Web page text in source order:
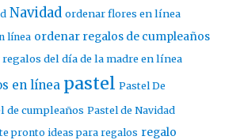
Navidad ordenar flores en línea
línea ordenar regalos de cumpleaños
del día de la madre en línea
en línea pastel Pastel De
de cumpleaños Pastel de Navidad
pronto ideas para regalos regalo